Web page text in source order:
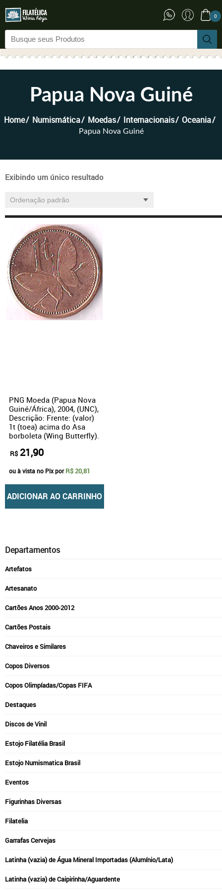
0
Papua Nova Guiné
Home Numismática Moedas Internacionais Oceania
Papua Nova Guiné
Exibindo um único resultado
PNG Moeda (Papua Nova
Guiné/África), 2004, (UNC),
Descrição: Frente: (valor)
1t (toea) acima do Asa
borboleta (Wing Butterfly).
R$ 21,90
ou à vista no Pix porR$ 20,81
ADICIONAR AO CARRINHO
Departamentos
Artefatos
Artesanato
Cartões Anos 2000-2012
Cartões Postais
Chaveiros e Similares
Copos Diversos
Copos Olimpíadas/Copas FIFA
Destaques
Discos de Vinil
Estojo Filatélia Brasil
Estojo Numismatica Brasil
Eventos
Figurinhas Diversas
Filatelia
Garrafas Cervejas
Latinha (vazia) de Água Mineral Importadas (Alumínio/Lata)
Latinha (vazia) de Caipirinha/Aguardente